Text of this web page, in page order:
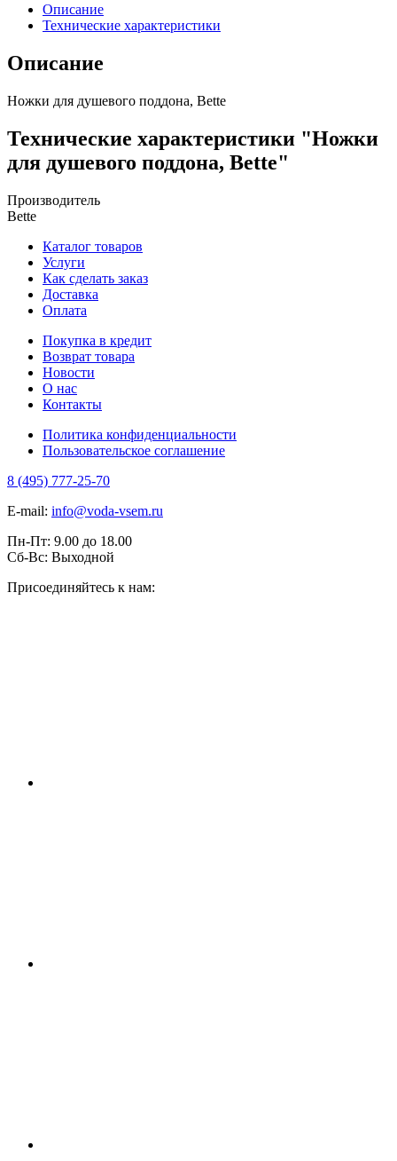
Описание
Технические характеристики
Описание
Ножки для душевого поддона, Bette
Технические характеристики "Ножки
для душевого поддона, Bette"
Производитель
Bette
Каталог товаров
Услуги
Как сделать заказ
Доставка
Оплата
Покупка в кредит
Возврат товара
Новости
О нас
Контакты
Политика конфиденциальности
Пользовательское соглашение
8 (495) 777-25-70
E-mail: info@voda-vsem.ru
Пн-Пт: 9.00 до 18.00
Сб-Вс: Выходной
Присоединяйтесь к нам: